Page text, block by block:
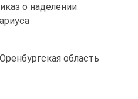
о наделении
область